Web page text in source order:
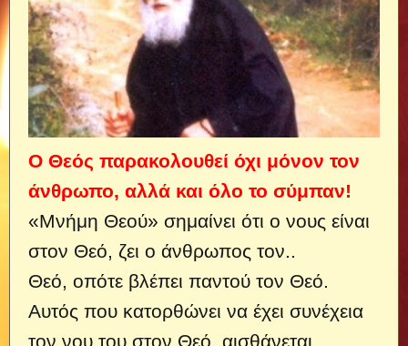
Ο Θεός παρακολουθεί όχι μόνον τον
άνθρωπο, αλλά και όλο το σύμπαν!
«Μνήμη Θεού» σημαίνει ότι ο νους είναι
στον Θεό, ζει ο άνθρωπος τον..
Θεό, οπότε βλέπει παντού τον Θεό.
Αυτός που κατορθώνει να έχει συνέχεια
τον νου του στον Θεό, αισθάνεται